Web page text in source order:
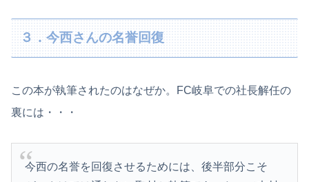
３．今西さんの名誉回復
この本が執筆されたのはなぜか。FC岐阜での社長解任の
裏には・・・
今西の名誉を回復させるためには、後半部分こそ